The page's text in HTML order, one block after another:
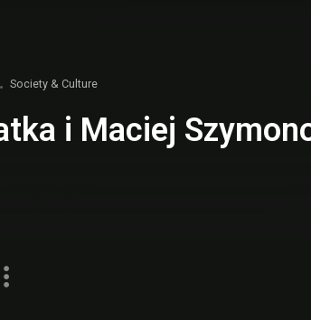
Society & Culture
i Maciej